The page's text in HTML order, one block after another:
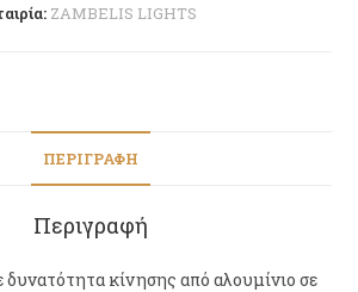
ZAMBELIS LIGHTS
ΠΕΡΙΓΡΑΦΉ
Περιγραφή
κίνησης από αλουμίνιο σε